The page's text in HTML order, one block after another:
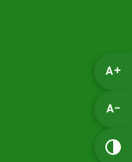
A+
A-